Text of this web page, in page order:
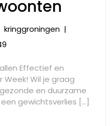
kg
Per
Week
kringgroningenEffectief
Per
Week
Bereiken
met
|
Effectief en
Week! Wil je graag
en duurzame
gewichtsverlies [...]